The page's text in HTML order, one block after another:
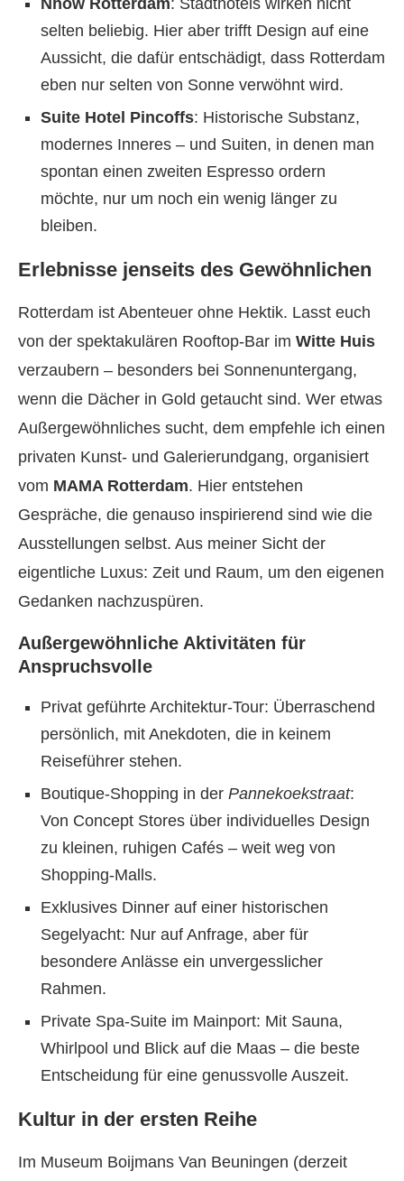
Nhow Rotterdam: Stadthotels wirken nicht
selten beliebig. Hier aber trifft Design auf eine
Aussicht, die dafür entschädigt, dass Rotterdam
eben nur selten von Sonne verwöhnt wird.
Suite Hotel Pincoffs: Historische Substanz,
modernes Inneres – und Suiten, in denen man
spontan einen zweiten Espresso ordern
möchte, nur um noch ein wenig länger zu
bleiben.
Erlebnisse jenseits des Gewöhnlichen
Rotterdam ist Abenteuer ohne Hektik. Lasst euch
von der spektakulären Rooftop-Bar im Witte Huis
verzaubern – besonders bei Sonnenuntergang,
wenn die Dächer in Gold getaucht sind. Wer etwas
Außergewöhnliches sucht, dem empfehle ich einen
privaten Kunst- und Galerierundgang, organisiert
vom MAMA Rotterdam. Hier entstehen
Gespräche, die genauso inspirierend sind wie die
Ausstellungen selbst. Aus meiner Sicht der
eigentliche Luxus: Zeit und Raum, um den eigenen
Gedanken nachzuspüren.
Außergewöhnliche Aktivitäten für
Anspruchsvolle
Privat geführte Architektur-Tour: Überraschend
persönlich, mit Anekdoten, die in keinem
Reiseführer stehen.
Boutique-Shopping in der Pannekoekstraat:
Von Concept Stores über individuelles Design
zu kleinen, ruhigen Cafés – weit weg von
Shopping-Malls.
Exklusives Dinner auf einer historischen
Segelyacht: Nur auf Anfrage, aber für
besondere Anlässe ein unvergesslicher
Rahmen.
Private Spa-Suite im Mainport: Mit Sauna,
Whirlpool und Blick auf die Maas – die beste
Entscheidung für eine genussvolle Auszeit.
Kultur in der ersten Reihe
Im Museum Boijmans Van Beuningen (derzeit